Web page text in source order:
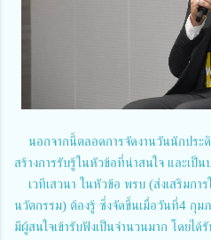
นอกจากนี้ตลอดการจัดงานวันนักประดิ
สร้างการรับรู้ในหัวข้อที่น่าสนใจ และเป็น
เวทีเสวนา ในหัวข้อ พรบ (ส่งเสริมการ
นวัตกรรม) ต้องรู้ ซึ่งจัดขึ้นเมื่อวันที่4 กุม
มีผู้สนใจเข้ารับฟังเป็นจำนวนมาก โดยไ